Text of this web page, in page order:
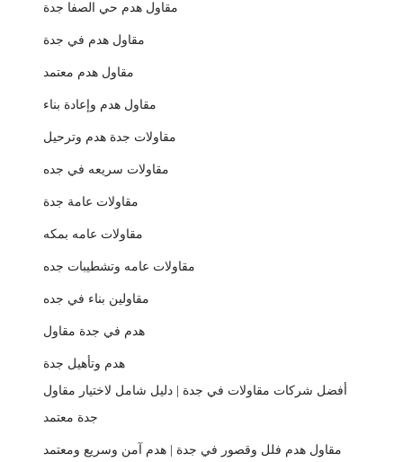
مقاول هدم حي الصفا جدة
مقاول هدم في جدة
مقاول هدم معتمد
مقاول هدم وإعادة بناء
مقاولات جدة هدم وترحيل
مقاولات سريعه في جده
مقاولات عامة جدة
مقاولات عامه بمكه
مقاولات عامه وتشطيبات جده
مقاولين بناء في جده
هدم في جدة مقاول
هدم وتأهيل جدة
أفضل شركات مقاولات في جدة | دليل شامل لاختيار مقاول
جدة معتمد
مقاول هدم فلل وقصور في جدة | هدم آمن وسريع ومعتمد